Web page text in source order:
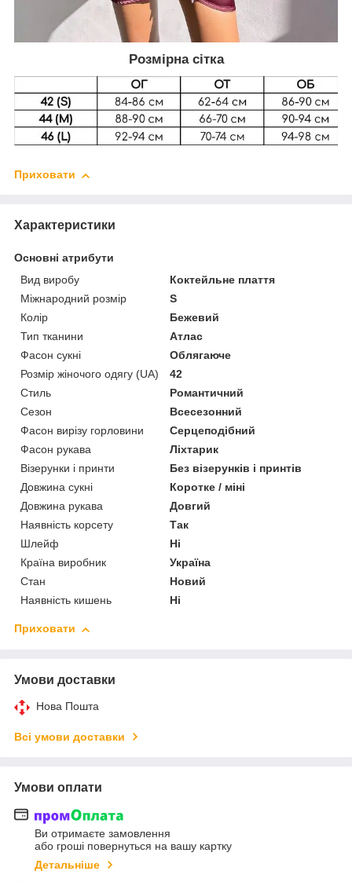
Розмірна сітка
Приховати
Характеристики
Основні атрибути
Вид виробу
Коктейльне плаття
Міжнародний розмір
S
Колір
Бежевий
Тип тканини
Атлас
Фасон сукні
Облягаюче
Розмір жіночого одягу (UA)
42
Стиль
Романтичний
Сезон
Всесезонний
Фасон вирізу горловини
Серцеподібний
Фасон рукава
Ліхтарик
Візерунки і принти
Без візерунків і принтів
Довжина сукні
Коротке / міні
Довжина рукава
Довгий
Наявність корсету
Так
Шлейф
Ні
Країна виробник
Україна
Стан
Новий
Наявність кишень
Ні
Приховати
Умови доставки
Нова Пошта
Всі умови доставки
Умови оплати
Ви отримаєте замовлення
або гроші повернуться на вашу картку
Детальніше